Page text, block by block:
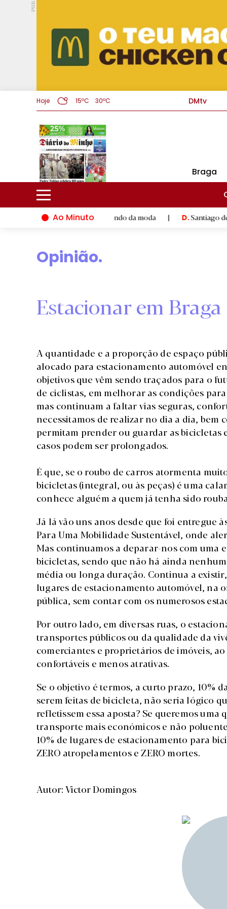
PUB.
Hoje 15ºC 30ºC DMtv
Braga
Ao Minuto
e à inovação do mundo da moda | D.Santiago de
Opinião.
Estacionar em Braga
A quantidade e a proporção de espaço
alocado para estacionamento automóvel
objetivos que vêm sendo traçados para o
de ciclistas, em melhorar as condições
mas continuam a faltar vias seguras,
necessitamos de realizar no dia a dia,
permitam prender ou guardar as
casos podem ser prolongados.
É que, se o roubo de carros atormenta
bicicletas (integral, ou às peças) é uma
conhece alguém a quem já tenha sido
Já lá vão uns anos desde que foi entregue
Para Uma Mobilidade Sustentável, onde
Mas continuamos a deparar-nos com uma
bicicletas, sendo que não há ainda
média ou longa duração. Continua a
lugares de estacionamento automóvel, na
pública, sem contar com os numerosos
Por outro lado, em diversas ruas, o
transportes públicos ou da qualidade da
comerciantes e proprietários de imóveis,
confortáveis e menos atrativas.
Se o objetivo é termos, a curto prazo, 10%
serem feitas de bicicleta, não seria lógico
refletissem essa aposta? Se queremos uma
transporte mais económicos e não
10% de lugares de estacionamento para
ZERO atropelamentos e ZERO mortes.
Autor: Victor Domingos